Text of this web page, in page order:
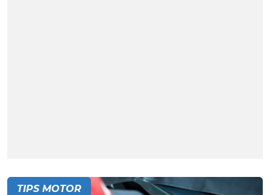
TIPS MOTOR